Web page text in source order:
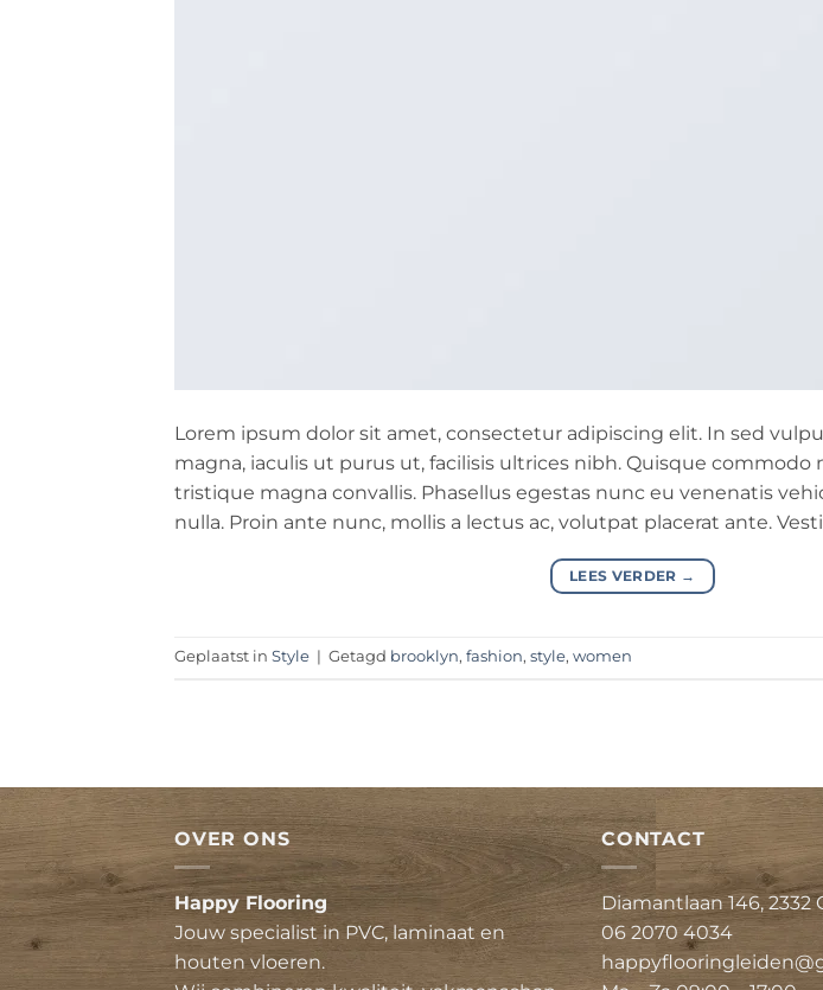
Lorem ipsum dolor sit amet, consectetur adipiscing elit. In sed
magna, iaculis ut purus ut, facilisis ultrices nibh. Quisque
tristique magna convallis. Phasellus egestas nunc eu venenatis
nulla. Proin ante nunc, mollis a lectus ac, volutpat placerat ante.
LEES VERDER →
Geplaatst in Style | Getagd brooklyn, fashion, style, women
OVER ONS
Happy Flooring
Jouw specialist in PVC, laminaat en
houten vloeren.
CONTACT
Diamantlaan 146, 2332
06 2070 4034